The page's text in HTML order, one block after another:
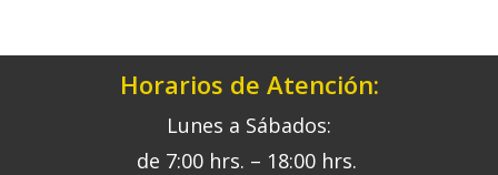
Horarios de Atención:
Lunes a Sábados:
de 7:00 hrs. – 18:00 hrs.